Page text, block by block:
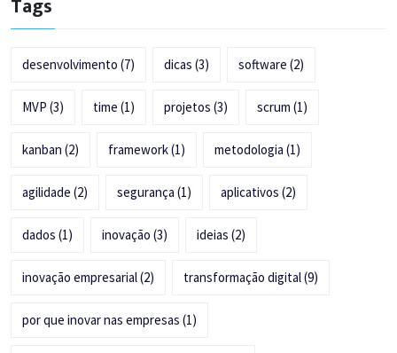
desenvolvimento (7) dicas (3) software (2)
MVP (3) time (1) projetos (3) scrum (1)
kanban (2) framework(1) metodologia (1)
agilidade (2) segurança (1) aplicativos (2)
dados (1) inovação (3) ideias (2)
inovação empresarial(2) transformação digital(9)
por que inovar nas empresas (1)